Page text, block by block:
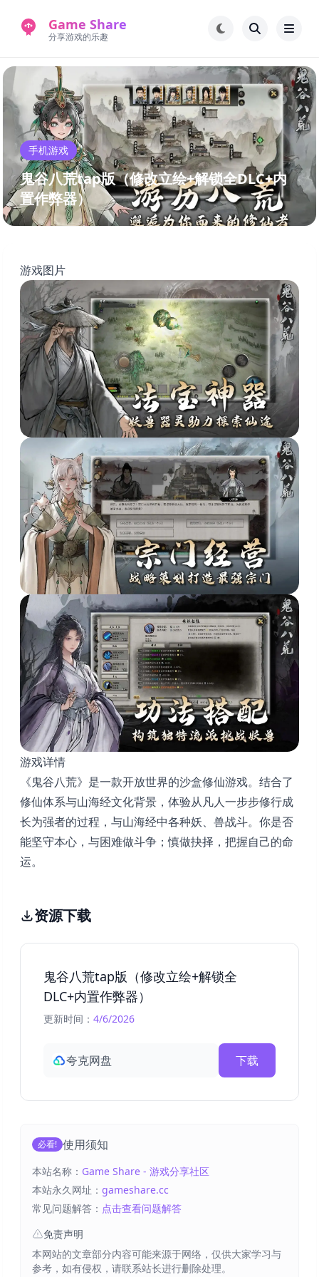
Game Share
分享游戏的乐趣
电脑游戏
手机游戏 常见问题解答
新版游戏站 永久地址
手机游戏
鬼谷八荒tap版（修改立绘+解锁全DLC+内
置作弊器）
游戏图片
游戏详情
《鬼谷八荒》是一款开放世界的沙盒修仙游戏。结合了
修仙体系与山海经文化背景，体验从凡人一步步修行成
长为强者的过程，与山海经中各种妖、兽战斗。你是否
能坚守本心，与困难做斗争；慎做抉择，把握自己的命
运。
资源下载
鬼谷八荒tap版（修改立绘+解锁全
DLC+内置作弊器）
更新时间： 4/6/2026
夸克网盘 下载
必看! 使用须知
本站名称： Game Share - 游戏分享社区
本站永久网址： gameshare.cc
常见问题解答： 点击查看问题解答
免责声明
本网站的文章部分内容可能来源于网络，仅供大家学习与
参考，如有侵权，请联系站长进行删除处理。